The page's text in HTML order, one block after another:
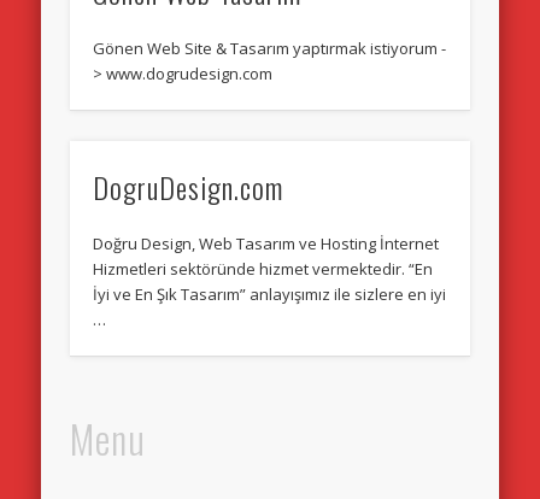
Gönen Web Site & Tasarım yaptırmak istiyorum -
> www.dogrudesign.com
DogruDesign.com
Doğru Design, Web Tasarım ve Hosting İnternet
Hizmetleri sektöründe hizmet vermektedir. “En
İyi ve En Şık Tasarım” anlayışımız ile sizlere en iyi
…
Menu